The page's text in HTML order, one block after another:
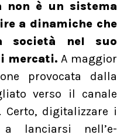
non è un sistema
a dinamiche che
società nel suo
mercati.A maggior
provocata dalla
verso il canale
digitalizzare i
lanciarsi nell’e-